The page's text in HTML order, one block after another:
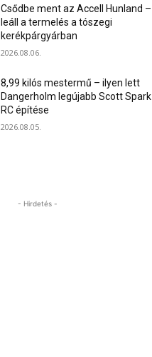
Csődbe ment az Accell Hunland –
leáll a termelés a tószegi
kerékpárgyárban
2026.08.06.
8,99 kilós mestermű – ilyen lett
Dangerholm legújabb Scott Spark
RC építése
2026.08.05.
- Hirdetés -